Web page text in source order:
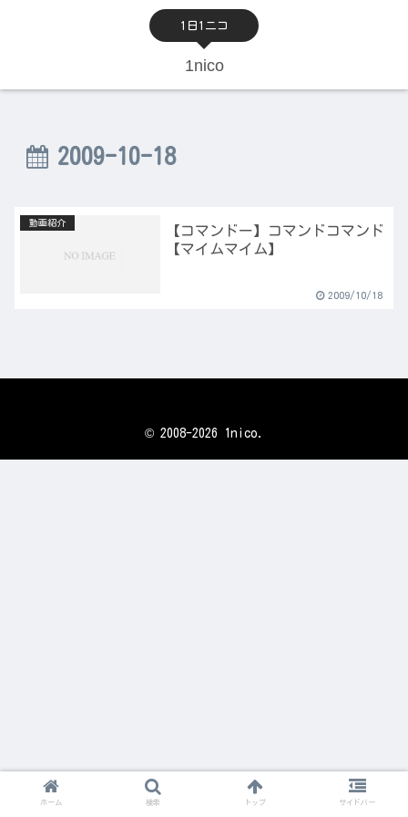
1日1ニコ
1nico
2009-10-18
動画紹介
【コマンドー】コマンドコマンド
【マイムマイム】
2009/10/18
© 2008-2026 1nico.
ホーム 検索 トップ サイドバー